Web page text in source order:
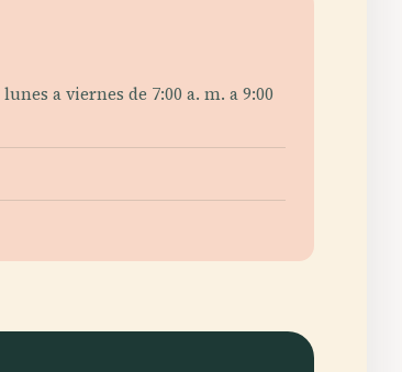
a viernes de 7:00 a. m. a 9:00